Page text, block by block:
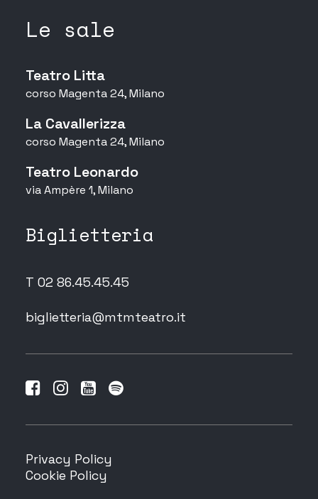
Le sale
Teatro Litta
corso Magenta 24, Milano
La Cavallerizza
corso Magenta 24, Milano
Teatro Leonardo
via Ampère 1, Milano
Biglietteria
T 02 86.45.45.45
biglietteria@mtmteatro.it
Privacy Policy
Cookie Policy